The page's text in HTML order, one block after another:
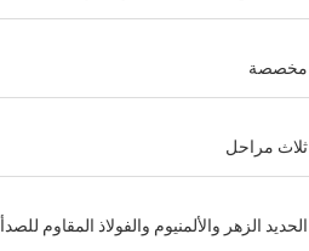
مخصصة
ثلاث مراحل
الحديد الزهر والألمنيوم والفولاذ المقاوم للصدأ